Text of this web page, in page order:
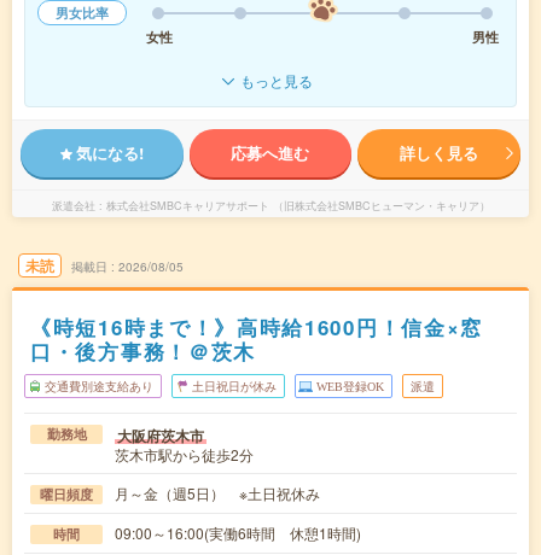
男女比率
女性
男性
もっと見る
気になる! 応募へ進む 詳しく見る
派遣会社 株式会社SMBCキャリアサポート （旧株式会社SMBCヒューマン・キャリア）
未読 掲載日 2026/08/05
《時短16時まで！》高時給1600円！信金×窓
口・後方事務！＠茨木
交通費別途支給あり 土日祝日が休み WEB登録OK 派遣
勤務地 大阪府茨木市
茨木市駅から徒歩2分
曜日頻度 月～金（週5日） ※土日祝休み
時間 09:00～16:00(実働6時間 休憩1時間)